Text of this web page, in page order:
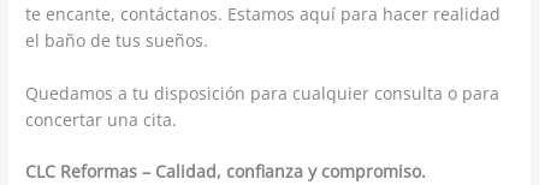
te encante, contáctanos. Estamos aquí para hacer realidad
el baño de tus sueños.
Quedamos a tu disposición para cualquier consulta o para
concertar una cita.
CLC Reformas – Calidad, confianza y compromiso.